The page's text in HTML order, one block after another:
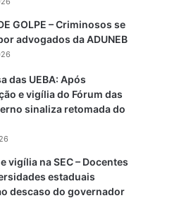
GOLPE – Criminosos se
advogados da ADUNEB
das UEBA: Após
e vigília do Fórum das
sinaliza retomada do
vigília na SEC – Docentes
estaduais
descaso do governador